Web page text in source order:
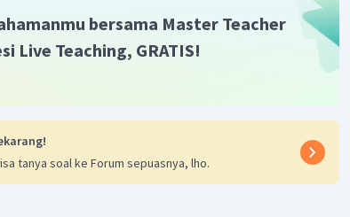
Tertanam Kuat
bersama Master Teacher
Live Teaching, GRATIS!
tanya soal ke Forum sepuasnya, lho.